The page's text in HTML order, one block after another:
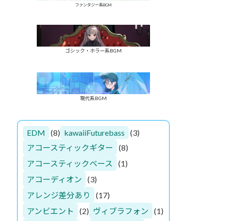
ファンタジー系BGM
ゴシック・ホラー系BGM
現代系BGM
EDM (8) kawaiiFuturebass
(3)
アコースティックギター
(8)
アコースティックベース
(1)
アコーディオン
(3)
アレンジ差分あり
(17)
アンビエント
(2) ヴィブラフォン
(1)